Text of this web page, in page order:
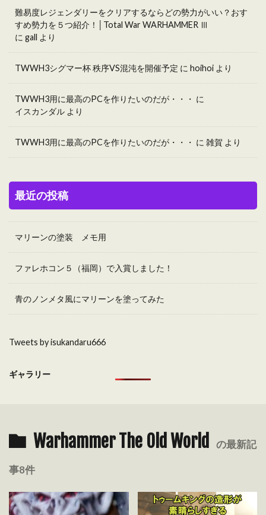
難易度レジェンダリーをクリアするならどの勢力がいい？おす
すめ勢力を５つ紹介！│Total War WARHAMMER Ⅲ
に gall より
TWWH3シグマー杯 秩序VS混沌を開催予定 に hoihoi より
TWWH3用に最高のPCを作りたいのだが・・・ に
イスカンダル より
TWWH3用に最高のPCを作りたいのだが・・・ に 雑賀 より
最近の投稿
マリーンの塗装 メモ用
ファレホコン５（福岡）で入賞しました！
青のノンメタ風にマリーンを塗ってみた
Tweets by isukandaru666
ギャラリー
Warhammer The Old World の最新記
事8件